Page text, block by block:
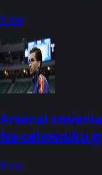
8 sie
Arsenal
Na celowniku
8 sie